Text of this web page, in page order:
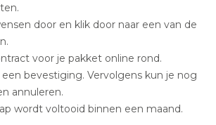
door en klik door naar een van de
voor je pakket online rond.
bevestiging. Vervolgens kun je nog
annuleren.
wordt voltooid binnen een maand.